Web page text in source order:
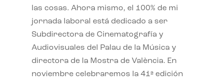
las cosas. Ahora mismo, el 100% de mi
jornada laboral está dedicado a ser
Subdirectora de Cinematografía y
Audiovisuales del Palau de la Música y
directora de la Mostra de València. En
noviembre celebraremos la 41ª edición